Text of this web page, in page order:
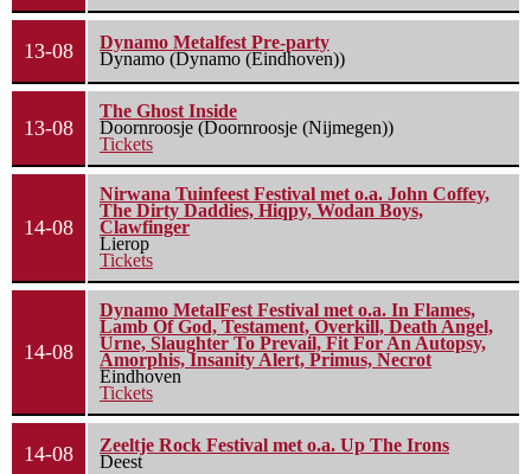
13-08
Dynamo Metalfest Pre-party
Dynamo (Dynamo (Eindhoven))
13-08
The Ghost Inside
Doornroosje (Doornroosje (Nijmegen))
Tickets
14-08
Nirwana Tuinfeest Festival met o.a. John Coffey,
The Dirty Daddies, Hiqpy, Wodan Boys,
Clawfinger
Lierop
Tickets
14-08
Dynamo MetalFest Festival met o.a. In Flames,
Lamb Of God, Testament, Overkill, Death Angel,
Urne, Slaughter To Prevail, Fit For An Autopsy,
Amorphis, Insanity Alert, Primus, Necrot
Eindhoven
Tickets
14-08
Zeeltje Rock Festival met o.a. Up The Irons
Deest